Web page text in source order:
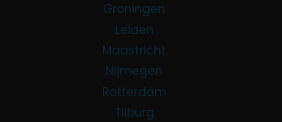
Groningen
Leiden
Maastricht
Nijmegen
Rotterdam
Tilburg